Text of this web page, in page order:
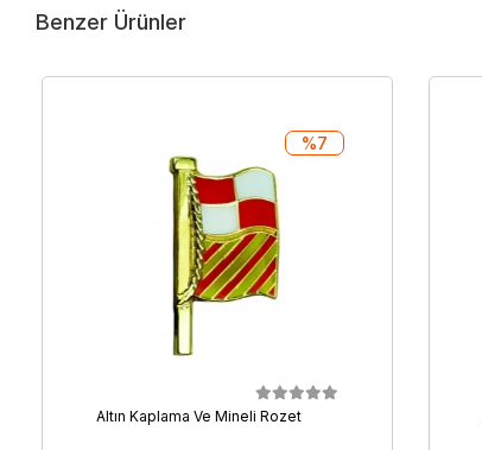
Benzer Ürünler
Altın Kaplama Ve Mineli Rozet
%7